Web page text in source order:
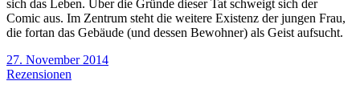
sich das Leben. Über die Gründe dieser Tat schweigt sich der
Comic aus. Im Zentrum steht die weitere Existenz der jungen Frau,
die fortan das Gebäude (und dessen Bewohner) als Geist aufsucht.
27. November 2014
Rezensionen